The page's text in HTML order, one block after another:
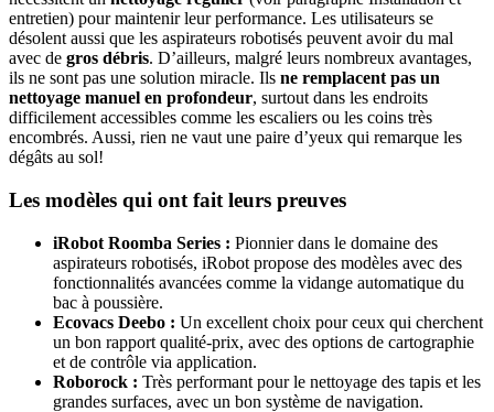
entretien) pour maintenir leur performance. Les utilisateurs se
désolent aussi que les aspirateurs robotisés peuvent avoir du mal
avec de gros débris. D’ailleurs, malgré leurs nombreux avantages,
ils ne sont pas une solution miracle. Ils ne remplacent pas un
nettoyage manuel en profondeur, surtout dans les endroits
difficilement accessibles comme les escaliers ou les coins très
encombrés. Aussi, rien ne vaut une paire d’yeux qui remarque les
dégâts au sol!
Les modèles qui ont fait leurs preuves
iRobot Roomba Series : Pionnier dans le domaine des
aspirateurs robotisés, iRobot propose des modèles avec des
fonctionnalités avancées comme la vidange automatique du
bac à poussière.
Ecovacs Deebo : Un excellent choix pour ceux qui cherchent
un bon rapport qualité-prix, avec des options de cartographie
et de contrôle via application.
Roborock : Très performant pour le nettoyage des tapis et les
grandes surfaces, avec un bon système de navigation.